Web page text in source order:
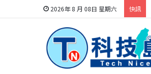
2026年 8 月 08日 星期六 快訊